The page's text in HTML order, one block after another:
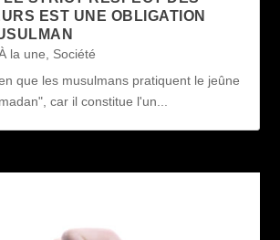
EST UNE OBLIGATION
la une
Société
que les musulmans pratiquent le jeûne
car il constitue l'un...